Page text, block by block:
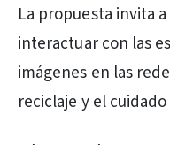
La propuesta invita
interactuar con las
imágenes en las
reciclaje y el